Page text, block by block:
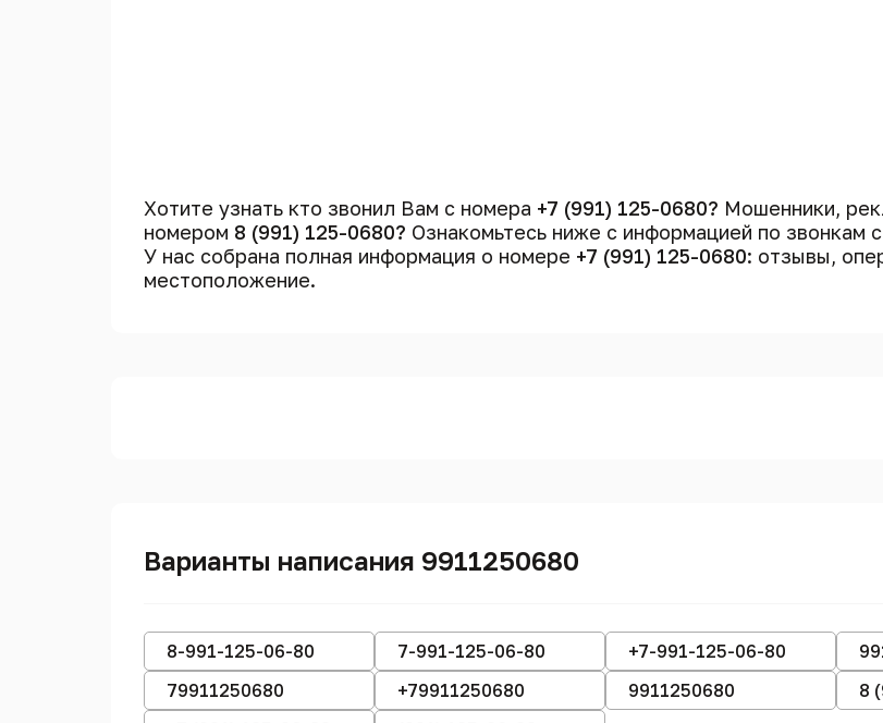
Хотите узнать кто звонил Вам с номера +7 (991) 125-0680? Мошенники,
номером 8 (991) 125-0680? Ознакомьтесь ниже с информацией по звонкам
У нас собрана полная информация о номере +7 (991) 125-0680: отзывы,
местоположение.
Варианты написания 9911250680
8-991-125-06-80 7-991-125-06-80 +7-991-125-06-80
79911250680
+79911250680 9911250680 8